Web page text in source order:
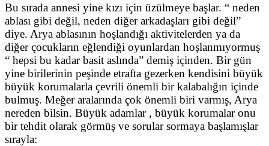
Bu sırada annesi yine kızı için üzülmeye başlar. “ neden
ablası gibi değil, neden diğer arkadaşları gibi değil”
diye. Arya ablasının hoşlandığı aktivitelerden ya da
diğer çocukların eğlendiği oyunlardan hoşlanmıyormuş
“ hepsi bu kadar basit aslında” demiş içinden. Bir gün
yine birilerinin peşinde etrafta gezerken kendisini büyük
büyük korumalarla çevrili önemli bir kalabalığın içinde
bulmuş. Meğer aralarında çok önemli biri varmış, Arya
nereden bilsin. Büyük adamlar , büyük korumalar onu
bir tehdit olarak görmüş ve sorular sormaya başlamışlar
sırayla: